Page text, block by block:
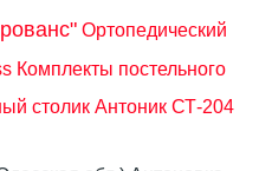
Ортопедический
Комплекты постельного
столик Антоник СТ-204